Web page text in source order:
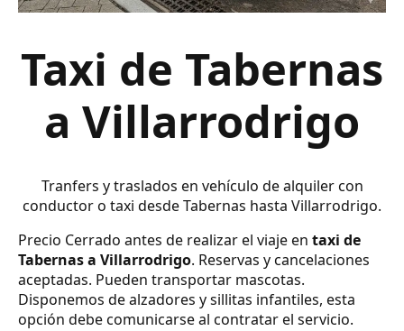
Taxi de Tabernas
a Villarrodrigo
Tranfers y traslados en vehículo de alquiler con
conductor o taxi desde Tabernas hasta Villarrodrigo.
Precio Cerrado antes de realizar el viaje en taxi de
Tabernas a Villarrodrigo. Reservas y cancelaciones
aceptadas. Pueden transportar mascotas.
Disponemos de alzadores y sillitas infantiles, esta
opción debe comunicarse al contratar el servicio.